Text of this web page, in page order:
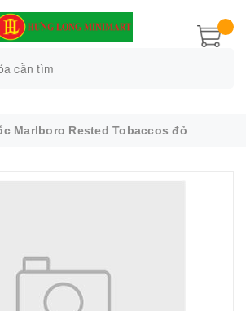
Marlboro Rested Tobaccos đỏ